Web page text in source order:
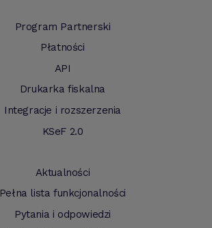
Program Partnerski
Płatności
API
Drukarka fiskalna
Integracje i rozszerzenia
KSeF 2.0
Aktualności
Pełna lista funkcjonalności
Pytania i odpowiedzi